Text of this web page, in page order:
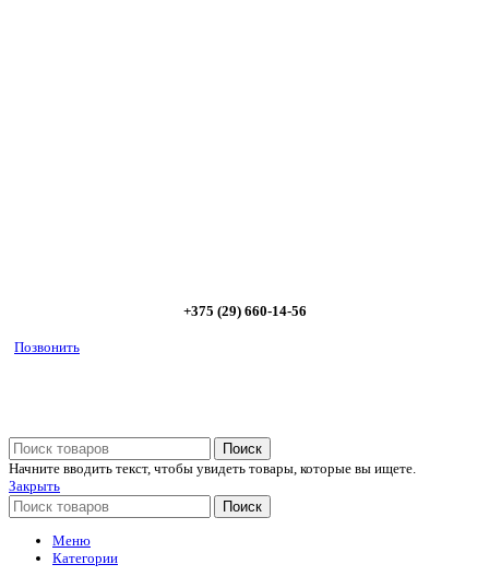
+375 (29) 660-14-56
Позвонить
Поиск
Начните вводить текст, чтобы увидеть товары, которые вы ищете.
Закрыть
Поиск
Меню
Категории